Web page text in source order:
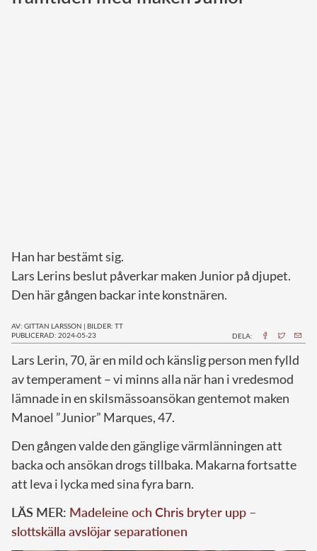
Monacos furstehus
Han har bestämt sig.
Lars Lerins beslut påverkar maken Junior på djupet.
Den här gången backar inte konstnären.
AV: GITTAN LARSSON | BILDER: TT
PUBLICERAD: 2024-05-23
DELA:
Lars Lerin, 70, är en mild och känslig person men fylld
av temperament – vi minns alla när han i vredesmod
lämnade in en skilsmässoansökan gentemot maken
Manoel ”Junior” Marques, 47.
Den gången valde den gänglige värmlänningen att
backa och ansökan drogs tillbaka. Makarna fortsatte
att leva i lycka med sina fyra barn.
LÄS MER: Madeleine och Chris bryter upp –
slottskälla avslöjar separationen